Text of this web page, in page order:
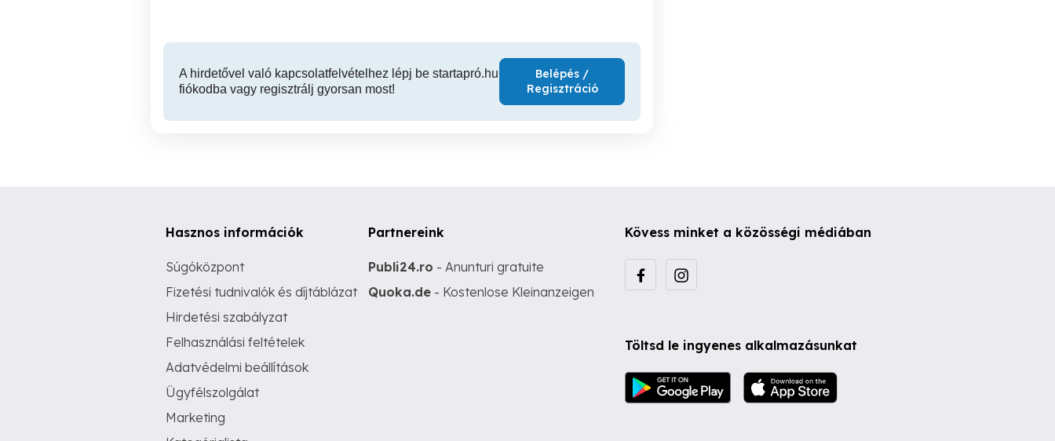
A hirdetővel való kapcsolatfelvételhez lépj be startapró.hu
fiókodba vagy regisztrálj gyorsan most!
Belépés /
Regisztráció
Hasznos információk
Súgóközpont
Fizetési tudnivalók és díjtáblázat
Hirdetési szabályzat
Felhasználási feltételek
Adatvédelmi beállítások
Ügyfélszolgálat
Marketing
Partnereink
Publi24.ro - Anunturi gratuite
Quoka.de - Kostenlose Kleinanzeigen
Kövess minket a közösségi médiában
Töltsd le ingyenes alkalmazásunkat